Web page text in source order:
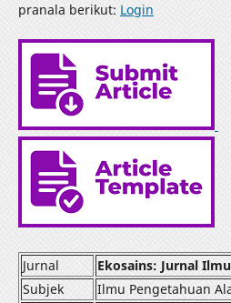
pranala berikut: Login
Jurnal
Ekosains: Jurnal
Subjek
Ilmu Pengetahuan